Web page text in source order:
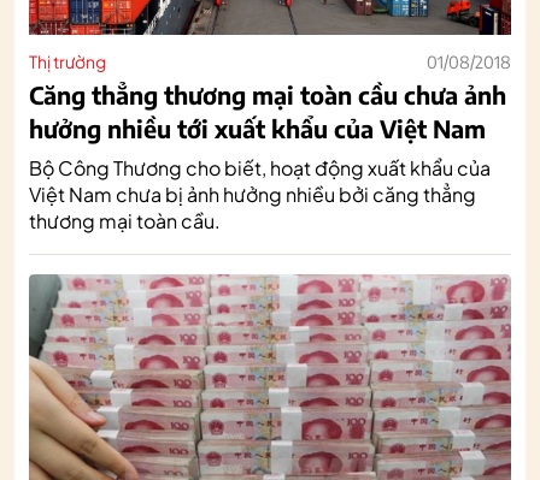
Thị trường 01/08/2018
Căng thẳng thương mại toàn cầu chưa ảnh
hưởng nhiều tới xuất khẩu của Việt Nam
Bộ Công Thương cho biết, hoạt động xuất khẩu của
Việt Nam chưa bị ảnh hưởng nhiều bởi căng thẳng
thương mại toàn cầu.